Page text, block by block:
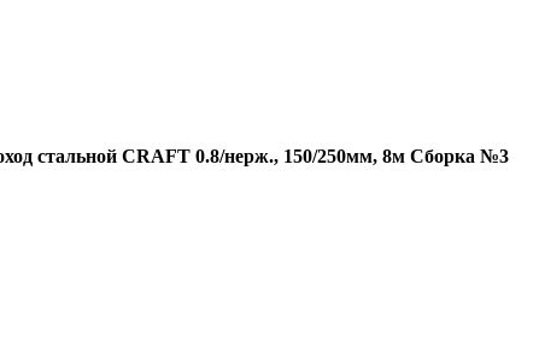
стальной CRAFT 0.8/нерж., 150/250мм, 8м Сборка №3